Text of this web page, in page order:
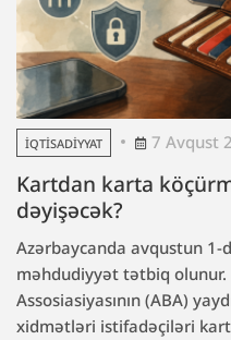
İQTISADIYYAT 7 Avqust
Kartdan karta
dəyişəcək?
Azərbaycanda avqustun
məhdudiyyət tətbiq
Assosiasiyasının (ABA)
xidmətləri istifadəçiləri